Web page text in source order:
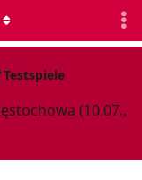
Testspiele
(10.07.,